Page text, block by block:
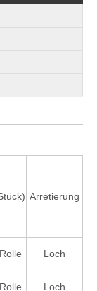
Arretierung
Loch
Loch